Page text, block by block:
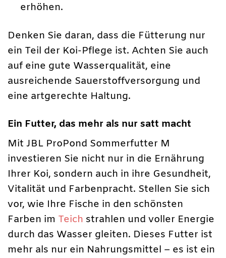
erhöhen.
Denken Sie daran, dass die Fütterung nur
ein Teil der Koi-Pflege ist. Achten Sie auch
auf eine gute Wasserqualität, eine
ausreichende Sauerstoffversorgung und
eine artgerechte Haltung.
Ein Futter, das mehr als nur satt macht
Mit JBL ProPond Sommerfutter M
investieren Sie nicht nur in die Ernährung
Ihrer Koi, sondern auch in ihre Gesundheit,
Vitalität und Farbenpracht. Stellen Sie sich
vor, wie Ihre Fische in den schönsten
Farben im Teich strahlen und voller Energie
durch das Wasser gleiten. Dieses Futter ist
mehr als nur ein Nahrungsmittel – es ist ein